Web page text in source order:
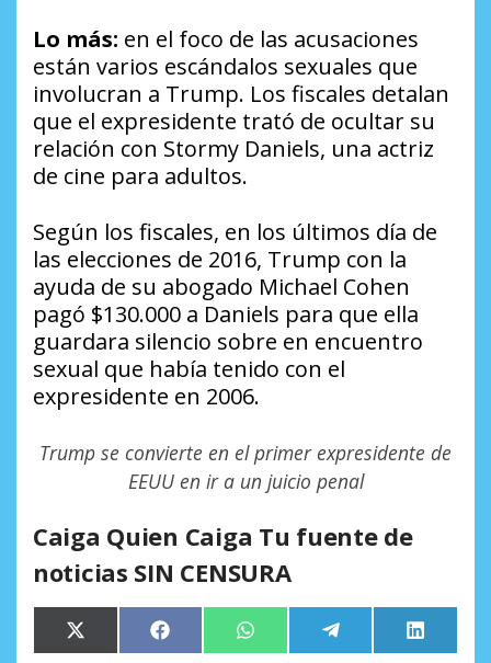
Lo más: en el foco de las acusaciones
están varios escándalos sexuales que
involucran a Trump. Los fiscales detalan
que el expresidente trató de ocultar su
relación con Stormy Daniels, una actriz
de cine para adultos.
Según los fiscales, en los últimos día de
las elecciones de 2016, Trump con la
ayuda de su abogado Michael Cohen
pagó $130.000 a Daniels para que ella
guardara silencio sobre en encuentro
sexual que había tenido con el
expresidente en 2006.
Trump se convierte en el primer expresidente de
EEUU en ir a un juicio penal
Caiga Quien Caiga Tu fuente de
noticias SIN CENSURA
Compartir
en
X
(Twitter)
Compartir
en
Facebook Compartir
en
WhatsApp Compartir
en
Telegram
en
LinkedIn